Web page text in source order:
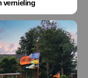
vernieling